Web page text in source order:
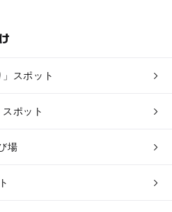
スポット
ポット
場